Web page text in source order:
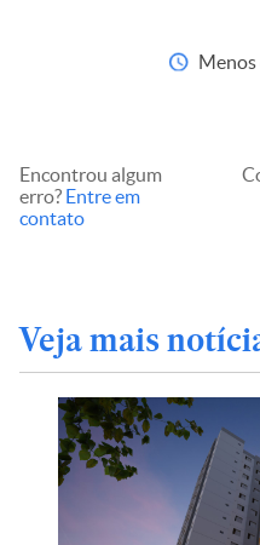
Encontrou algum
erro? Entre em
contato
Veja mais